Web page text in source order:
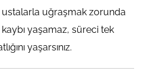
ustalarla uğraşmak zorunda
kaybı yaşamaz, süreci tek
yaşarsınız.